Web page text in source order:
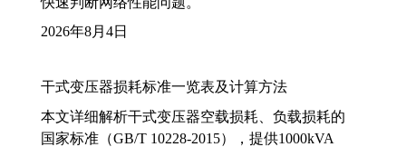
2026年8月4日
干式变压器损耗标准一览表及计算方法
本文详细解析干式变压器空载损耗、负载损耗的
国家标准（GB/T 10228-2015），提供1000kVA